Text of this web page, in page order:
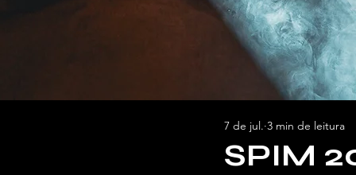
SPIM
7 de jul. 3 min de leitura